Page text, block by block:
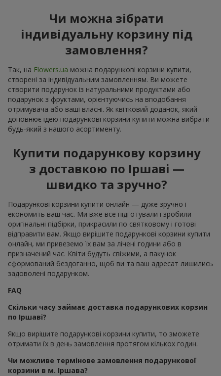
Чи можна зібрати
індивідуальну корзину під
замовлення?
Так, на Flowers.ua можна подарункові корзини купити,
створені за індивідуальним замовленням. Ви можете
створити подарунок із натуральними продуктами або
подарунок з фруктами, орієнтуючись на вподобання
отримувача або ваші власні. Як квітковий доданок, який
доповнює ідею подарункові корзини купити можна вибрати
будь-який з нашого асортименту.
Купити подарункову корзину
з доставкою по Іршаві —
швидко та зручно?
Подарункові корзини купити онлайн — дуже зручно і
економить ваш час. Ми вже все підготували і зробили
оригінальні підбірки, прикрасили по святковому і готові
відправити вам. Якщо вирішите подарункові корзини купити
онлайн, ми привеземо їх вам за лічені години або в
призначений час. Квіти будуть свіжими, а пакунок
сформований бездоганно, щоб ви та ваш адресат лишились
задоволені подарунком.
FAQ
Скільки часу займає доставка подарункових корзин
по Іршаві?
Якщо вирішите подарункові корзини купити, то зможете
отримати їх в день замовлення протягом кількох годин.
Чи можливе термінове замовлення подарункової
корзини в м. Іршава?